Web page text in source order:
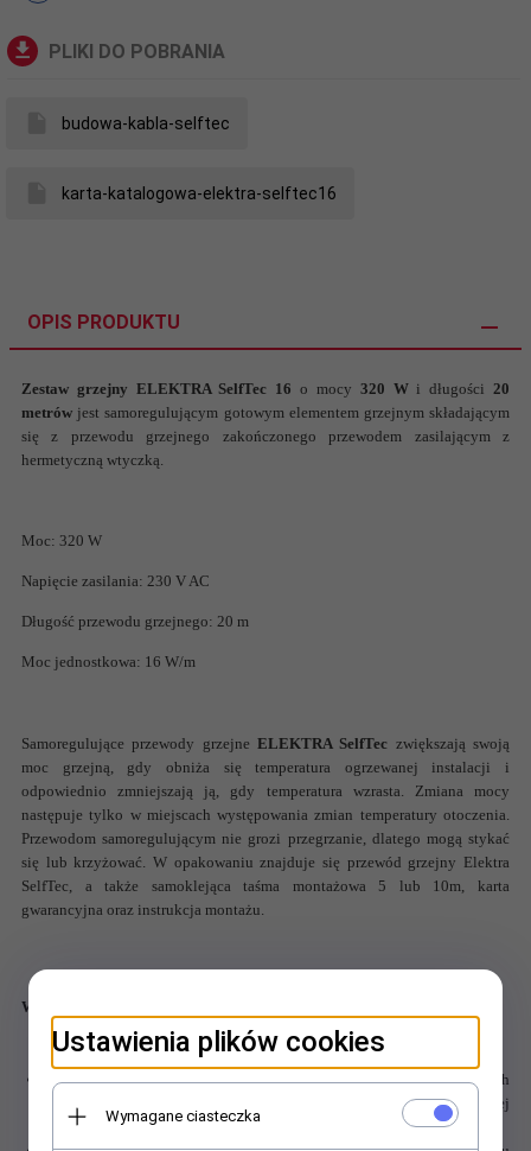
PLIKI DO POBRANIA
budowa-kabla-selftec
karta-katalogowa-elektra-selftec16
OPIS PRODUKTU
Zestaw grzejny ELEKTRA SelfTec 16 o mocy 320 Wi długości20
metrów jest samoregulującym gotowym elementem grzejnym składającym
się z przewodu grzejnego zakończonego przewodem zasilającym z
hermetyczną wtyczką.
Moc: 320 W
Napięcie zasilania: 230 V AC
Długość przewodu grzejnego: 20 m
Moc jednostkowa: 16 W/m
Samoregulujące przewody grzejne ELEKTRA SelfTec zwiększają swoją
moc grzejną, gdy obniża się temperatura ogrzewanej instalacji i
odpowiednio zmniejszają ją, gdy temperatura wzrasta. Zmiana mocy
następuje tylko w miejscach występowania zmian temperatury otoczenia.
Przewodom samoregulującym nie grozi przegrzanie, dlatego mogą stykać
się lub krzyżować. W opakowaniu znajduje się przewód grzejny Elektra
SelfTec, a także samoklejąca taśma montażowa 5 lub 10m, karta
gwarancyjna oraz instrukcja montażu.
Właściwości systemu ELEKTRA SelfTec:
ogrzewanie rynien, rur spustowych, zaworów, siłowników i innych
elementów podatnych na uszkodzenia w wyniku oddziaływania niskiej
temperatury
Ustawienia plików cookies
Wymagane ciasteczka